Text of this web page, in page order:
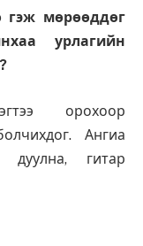
гэж мөрөөддөг
урлагийн
орохоор
Ангиа
гитар